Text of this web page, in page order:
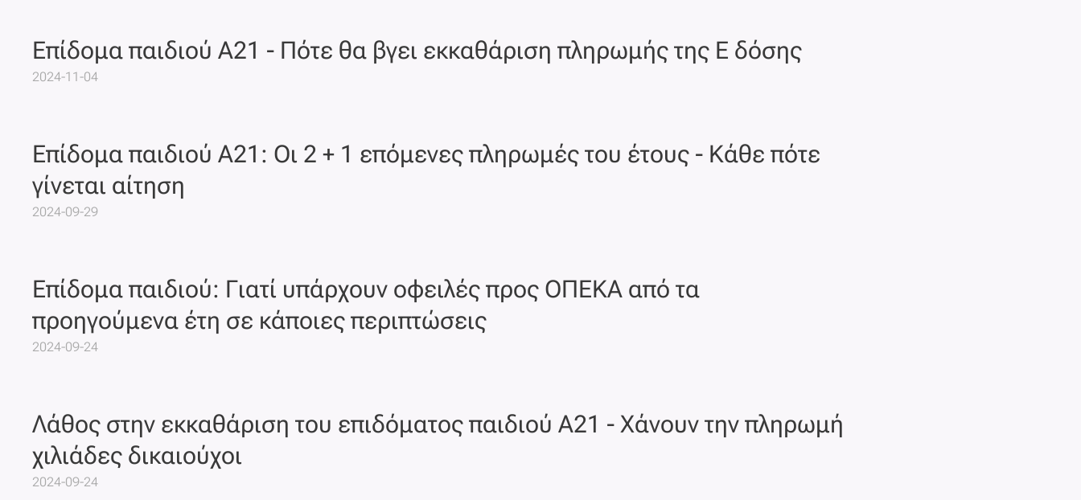
Επίδομα παιδιού Α21 - Πότε θα βγει εκκαθάριση πληρωμής της Ε δόσης
2024-11-04
Επίδομα παιδιού Α21: Οι 2 + 1 επόμενες πληρωμές του έτους - Κάθε πότε
γίνεται αίτηση
2024-09-29
Επίδομα παιδιού: Γιατί υπάρχουν οφειλές προς ΟΠΕΚΑ από τα
προηγούμενα έτη σε κάποιες περιπτώσεις
2024-09-24
Λάθος στην εκκαθάριση του επιδόματος παιδιού Α21 - Χάνουν την πληρωμή
χιλιάδες δικαιούχοι
2024-09-24